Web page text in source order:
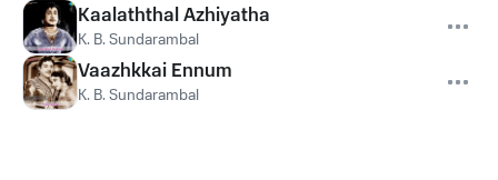
Kaalaththal Azhiyatha
K. B. Sundarambal
Vaazhkkai Ennum
K. B. Sundarambal